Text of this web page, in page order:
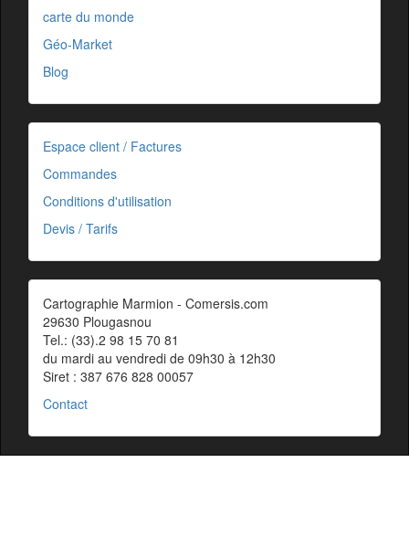
carte du monde
Géo-Market
Blog
Espace client / Factures
Commandes
Conditions d'utilisation
Devis / Tarifs
Cartographie Marmion - Comersis.com
29630 Plougasnou
Tel.: (33).2 98 15 70 81
du mardi au vendredi de 09h30 à 12h30
Siret : 387 676 828 00057
Contact